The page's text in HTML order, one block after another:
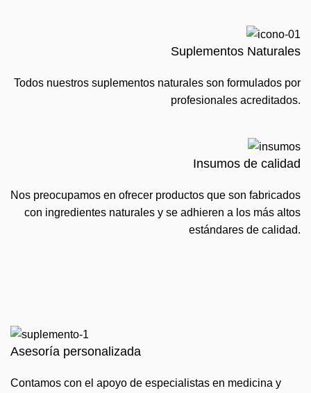
Suplementos Naturales
Todos nuestros suplementos naturales son formulados por
profesionales acreditados.
Insumos de calidad
Nos preocupamos en ofrecer productos que son fabricados
con ingredientes naturales y se adhieren a los más altos
estándares de calidad.
Asesoría personalizada
Contamos con el apoyo de especialistas en medicina y